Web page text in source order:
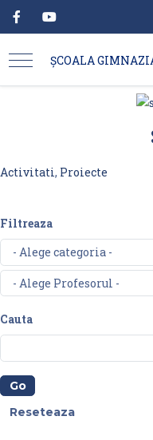
ȘCOALA
Activitati, Proiecte
Filtreaza
Cauta